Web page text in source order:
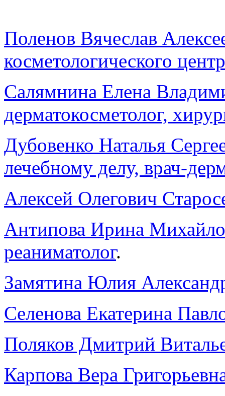
Поленов Вячеслав
косметологического
Салямнина Елена
дерматокосметолог,
Дубовенко Наталья
лечебному делу, врач-
Алексей Олегович
Антипова Ирина
реаниматолог.
Замятина Юлия
Селенова Екатерина
Поляков Дмитрий
Карпова Вера